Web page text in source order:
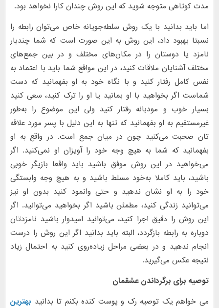
مدت کوتاهی متوجه شوید که این روش چندان کارا نخواهد بود.
اما باید بدانید با یک روش سلطه‌جویانه خاص می‌توان رابطه را
نسبتا بهبود داد، این روش به این صورت است که شما چند‌بار
نامزد یا دوستان را در مکان‌های مختلف و در بین جمع‌های
مختلف آشنایان ملاقات کنید، در این مواقع شما باید با اعتماد به
نفس کامل رفتار کنید و با نگاه خود به او بفهمانید که دست
شماست اگر بخواهید با او بمانید یا او را ترک کنید، سعی کنید
بسیار خوب و مودبانه رفتار کنید ولی این موضوع را به‌طور
غیرمستقیم به او بفهمانید که تنها به این دلیل با پسر مورد علاقه
تان صحبت می‌کنید چون در میان جمع است. در واقع به او
بفهمانید که شما به هیچ وجه خود را آویزان او نمی‌کنید. اگر
می‌خواهید در این روش موفق باشید باید واقعا بازیگر خوبی
باشید، باید کاملا به‌خود مسلط باشید و به هیچ وجه وابستگی
خود را به او نشان ندهید و حتی وانمود کنید بدون او نیز
می‌توانید زندگی کنید، مطمئن باشید اگر بخواهید می‌توانید. اگر
این روش را دقیق اجرا کنید، می‌توانید امیدوار باشید نامزدتان
دوباره به رابطه بازگردد، البته باید بدانید اگر این روش را درست
انجام ندهید و در بعضی مراحل زیاده‌روی کنید به احتمال زیاد
نتیجه عکس می‌گیرید.
توصیه برای برگرداندن عشقمان
می خواهم یک توصیه رک و پوست کنده بکنم تا بدانید بهترین